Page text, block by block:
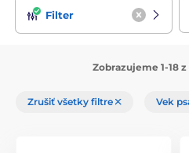
Filter
Zobrazujeme 1-18
Zrušiť všetky filtre Vek